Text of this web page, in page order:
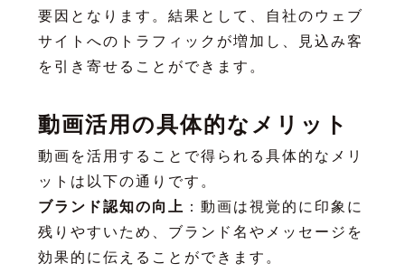
要因となります。結果として、自社のウェブ
サイトへのトラフィックが増加し、見込み客
を引き寄せることができます。
動画活用の具体的なメリット
動画を活用することで得られる具体的なメリ
ットは以下の通りです。
ブランド認知の向上 ：動画は視覚的に印象に
残りやすいため、ブランド名やメッセージを
効果的に伝えることができます。